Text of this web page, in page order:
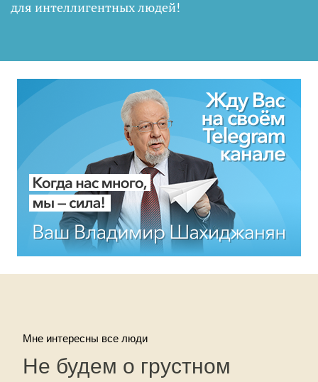
для интеллигентных людей!
Мне интересны все люди
Не будем о грустном